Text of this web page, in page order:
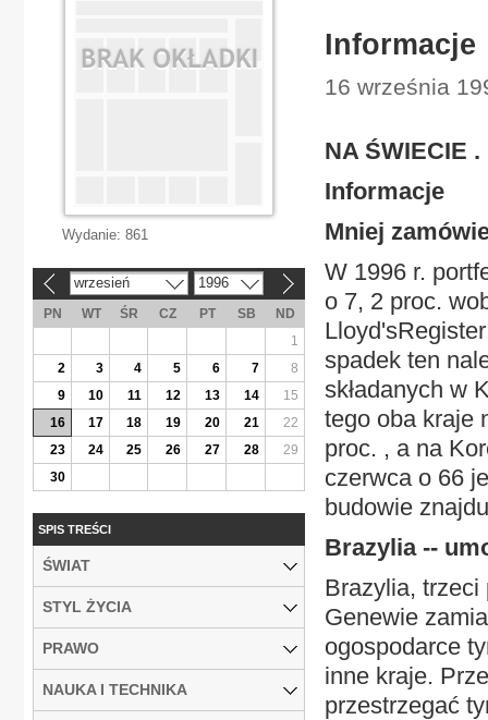
Informacje
16 września
NA ŚWIECIE .
Informacje
Mniej
W 1996 r.
o 7, 2 proc.
spadek ten
składanych w
tego oba kraje
proc. , a na
czerwca o 66
budowie
Brazylia --
Brazylia, trzeci
Genewie
ogospodarce
inne kraje.
przestrzegać
Wydanie: 861
wrzesień 1996
PN WT ŚR CZ PT SB
ND
1
2
3 4 5 6 7
8
9
10 11 12 13 14
15
16
17 18 19 20 21
22
23
24 25 26 27 28
29
30
SPIS TREŚCI
ŚWIAT
STYL ŻYCIA
PRAWO
NAUKA I TECHNIKA